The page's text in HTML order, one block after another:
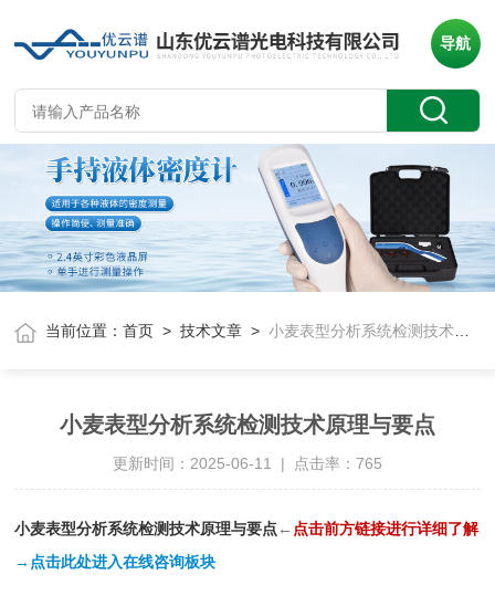
导航
当前位置：首页 >技术文章 >小麦表型分析系统检测技术原理与要点
小麦表型分析系统检测技术原理与要点
更新时间：2025-06-11 | 点击率：765
小麦表型分析系统检测技术原理与要点← 点击前方链接进行详细了解
→点击此处进入在线咨询板块